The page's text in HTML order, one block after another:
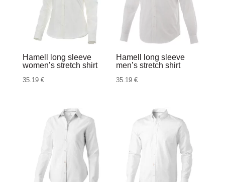
Hamell long sleeve
women’s stretch shirt
35.19 €
Hamell long sleeve
men’s stretch shirt
35.19€